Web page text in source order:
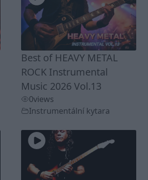
Best of HEAVY METAL
ROCK Instrumental
Music 2026 Vol.13
0views
Instrumentální kytara